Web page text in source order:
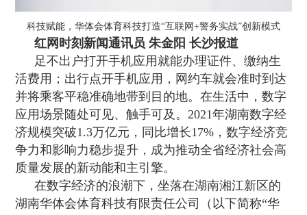
科技赋能，华体会体育科技打造“互联网+警务实战”创新模式
红网时刻新闻通讯员 朱金阳 长沙报道
足不出户打开手机应用就能办理证件、缴纳生
活费用；出行点开手机应用，网约车就会准时到达
并将乘客平稳准确地带到目的地。在生活中，数字
应用场景随处可见、触手可及。2021年湖南数字经
济规模突破1.3万亿元，同比增长17%，数字经济竞
争力和影响力稳步提升，成为推动全省经济社会高
质量发展的新动能和主引擎。
在数字经济的浪潮下，坐落在湖南湘江新区的
湖南华体会体育科技有限责任公司（以下简称“华